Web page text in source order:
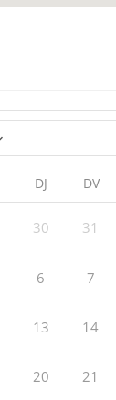
DJ DV
30 31
6 7
13 14
20 21